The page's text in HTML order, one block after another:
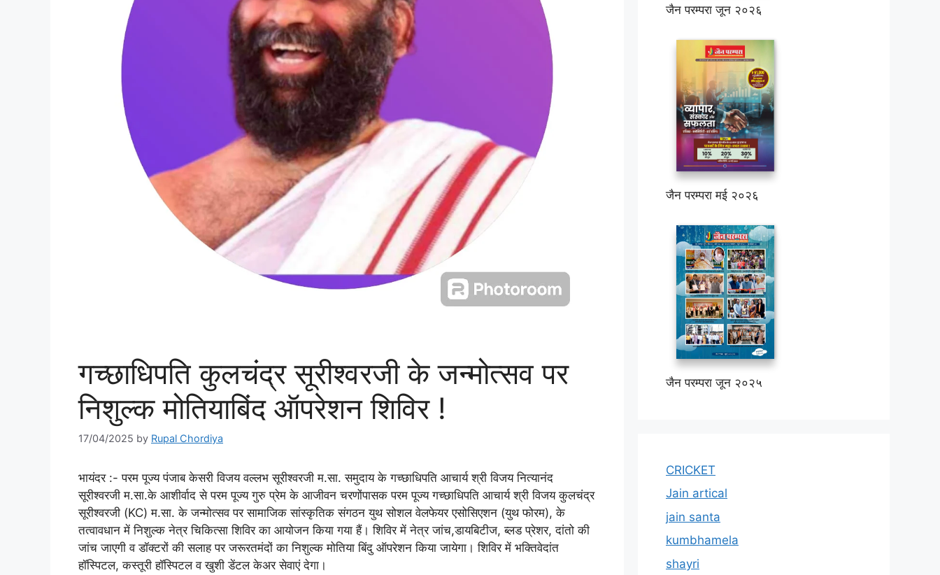
गच्छाधिपति कुलचंद्र सूरीश्वरजी के जन्मोत्सव पर
निशुल्क मोतियाबिंद ऑपरेशन शिविर !
17/04/2025 by Rupal Chordiya
भायंदर :- परम पूज्य पंजाब केसरी विजय वल्लभ सूरीश्वरजी म.सा. समुदाय के गच्छाधिपति आचार्य श्री विजय नित्यानंद
सूरीश्वरजी म.सा.के आशीर्वाद से परम पूज्य गुरु प्रेम के आजीवन चरणोंपासक परम पूज्य गच्छाधिपति आचार्य श्री विजय कुलचंद्र
सूरीश्वरजी (KC) म.सा. के जन्मोत्सव पर सामाजिक सांस्कृतिक संगठन युथ सोशल वेलफेयर एसोसिएशन (युथ फोरम), के
तत्वावधान में निशुल्क नेत्र चिकित्सा शिविर का आयोजन किया गया हैं। शिविर में नेत्र जांच,डायबिटीज, ब्लड प्रेशर, दांतो की
जांच जाएगी व डॉक्टरों की सलाह पर जरूरतमंदों का निशुल्क मोतिया बिंदु ऑपरेशन किया जायेगा। शिविर में भक्तिवेदांत
हॉस्पिटल, कस्तूरी हॉस्पिटल व खुशी डेंटल केअर सेवाएं देगा।
जैन परम्परा जून २०२६
जैन परम्परा मई २०२६
जैन परम्परा जून २०२५
CRICKET
Jain artical
jain santa
kumbhamela
shayri